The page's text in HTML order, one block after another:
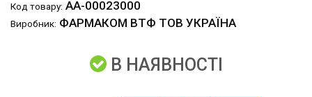
Код товару: АА-00023000
Виробник: ФАРМАКОМ ВТФ ТОВ УКРАЇНА
В НАЯВНОСТІ